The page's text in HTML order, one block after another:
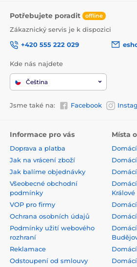
Potřebujete poradit offline
Zákaznický servis je k dispozici
+420 555 222 029
Kde nás najdete
Čeština
Jsme také na: Facebook
Informace pro vás
Doprava a platba
Jak na vrácení zboží
Jak balíme objednávky
Všeobecné obchodní
podmínky
VOP pro firmy
Ochrana osobních údajů
Podmínky užití webového
rozhraní
Reklamace
Odstoupení od smlouvy
Místa
Králové